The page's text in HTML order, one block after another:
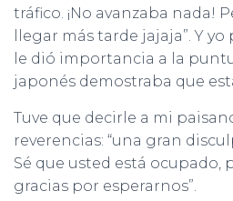
tráfico. ¡No avanzaba nada!
llegar más tarde jajaja”. Y
le dió importancia a la
japonés demostraba que
Tuve que decirle a mi
reverencias: “una gran
Sé que usted está ocupado,
gracias por esperarnos”.